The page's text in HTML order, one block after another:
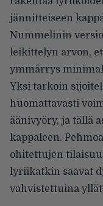
jännitteiseen
Nummelinin
leikittelyn arvon,
ymmärrys
Yksi tarkoin
huomattavasti
äänivyöry, ja tällä
kappaleen.
ohitettujen
lyriikatkin saavat
vahvistettuina